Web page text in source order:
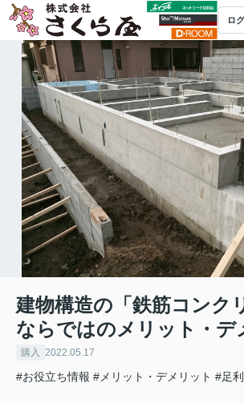
ロ
建物構造の「鉄筋コンク
ならではのメリット・デ
購入 2022.05.17
#お役立ち情報 #メリット・デメリット #足